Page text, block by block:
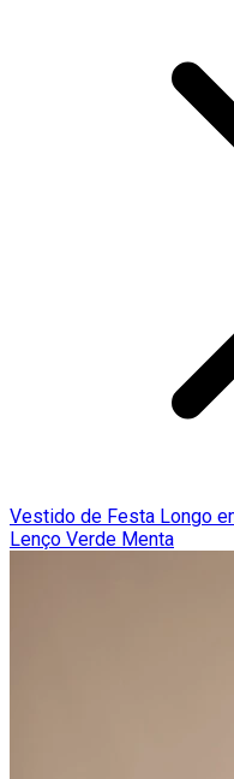
Vestido de Festa Longo
Lenço Verde Menta